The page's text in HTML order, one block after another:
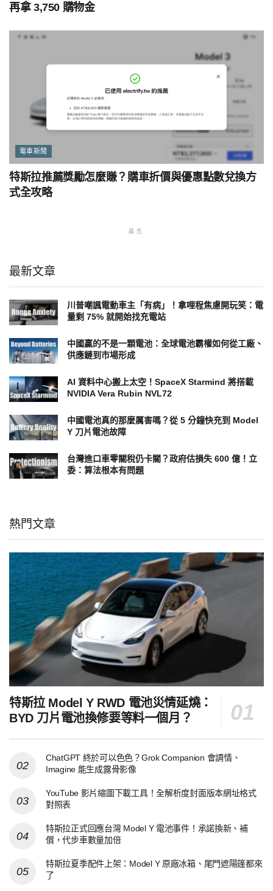
再拿 3,750 購物金
電車新聞
特斯拉推薦獎勵怎麼賺？購車折價與優惠點數兌換方
式全攻略
廣告
最新文章
川普嘲諷電動車主「有病」！拿哩程焦慮開玩笑：電
量剩 75% 就開始找充電站
中國贏的不是一顆電池：全球電池霸權如何從工廠、
供應鏈到市場形成
AI 資料中心搬上太空！SpaceX Starmind 將搭載
NVIDIA Vera Rubin NVL72
中國電池真的那麼厲害嗎？從 5 分鐘快充到 Model
Y 刀片電池故障
台灣進口車零關稅仍卡關？政府估損失 600 億！立
委：算法根本有問題
熱門文章
特斯拉 Model Y RWD 電池災情延燒：
BYD 刀片電池換修要等料一個月？
ChatGPT 終於可以色色？Grok Companion 會調情、
Imagine 能生成露骨影像
YouTube 影片縮圖下載工具！全解析度封面版本網址格式
對照表
特斯拉正式回應台灣 Model Y 電池事件！承諾換新、補
償，代步車數量加倍
特斯拉夏季配件上架：Model Y 原廠冰箱、尾門遮陽篷都來
了